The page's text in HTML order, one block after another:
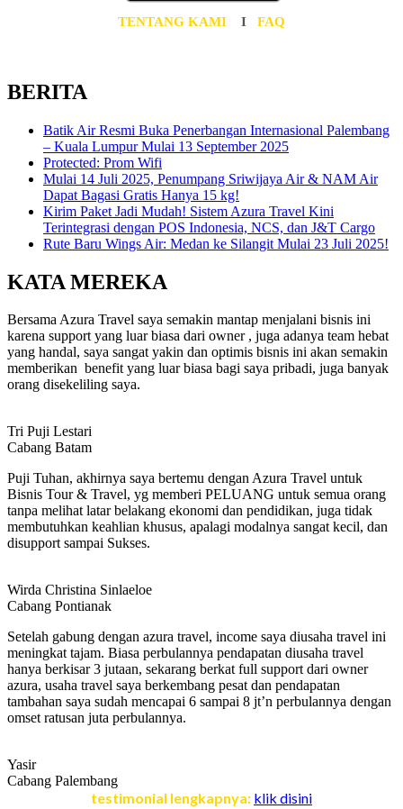
TENTANG KAMI I FAQ
BERITA
Batik Air Resmi Buka Penerbangan Internasional Palembang
– Kuala Lumpur Mulai 13 September 2025
Protected: Prom Wifi
Mulai 14 Juli 2025, Penumpang Sriwijaya Air & NAM Air
Dapat Bagasi Gratis Hanya 15 kg!
Kirim Paket Jadi Mudah! Sistem Azura Travel Kini
Terintegrasi dengan POS Indonesia, NCS, dan J&T Cargo
Rute Baru Wings Air: Medan ke Silangit Mulai 23 Juli 2025!
KATA MEREKA
Bersama Azura Travel saya semakin mantap menjalani bisnis ini
karena support yang luar biasa dari owner , juga adanya team hebat
yang handal, saya sangat yakin dan optimis bisnis ini akan semakin
memberikan benefit yang luar biasa bagi saya pribadi, juga banyak
orang disekeliling saya.
Tri Puji Lestari
Cabang Batam
Puji Tuhan, akhirnya saya bertemu dengan Azura Travel untuk
Bisnis Tour & Travel, yg memberi PELUANG untuk semua orang
tanpa melihat latar belakang ekonomi dan pendidikan, juga tidak
membutuhkan keahlian khusus, apalagi modalnya sangat kecil, dan
disupport sampai Sukses.
Wirda Christina Sinlaeloe
Cabang Pontianak
Setelah gabung dengan azura travel, income saya diusaha travel ini
meningkat tajam. Biasa perbulannya pendapatan diusaha travel
hanya berkisar 3 jutaan, sekarang berkat full support dari owner
azura, usaha travel saya berkembang pesat dan pendapatan
tambahan saya sudah mencapai 6 sampai 8 jt’n perbulannya dengan
omset ratusan juta perbulannya.
Yasir
Cabang Palembang
testimonial lengkapnya: klik disini